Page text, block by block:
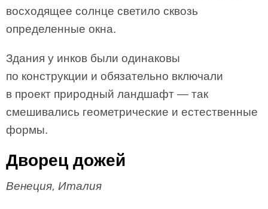
восходящее солнце светило сквозь
определенные окна.
Здания у инков были одинаковы
по конструкции и обязательно включали
в проект природный ландшафт — так
смешивались геометрические и естественные
формы.
Дворец дожей
Венеция, Италия